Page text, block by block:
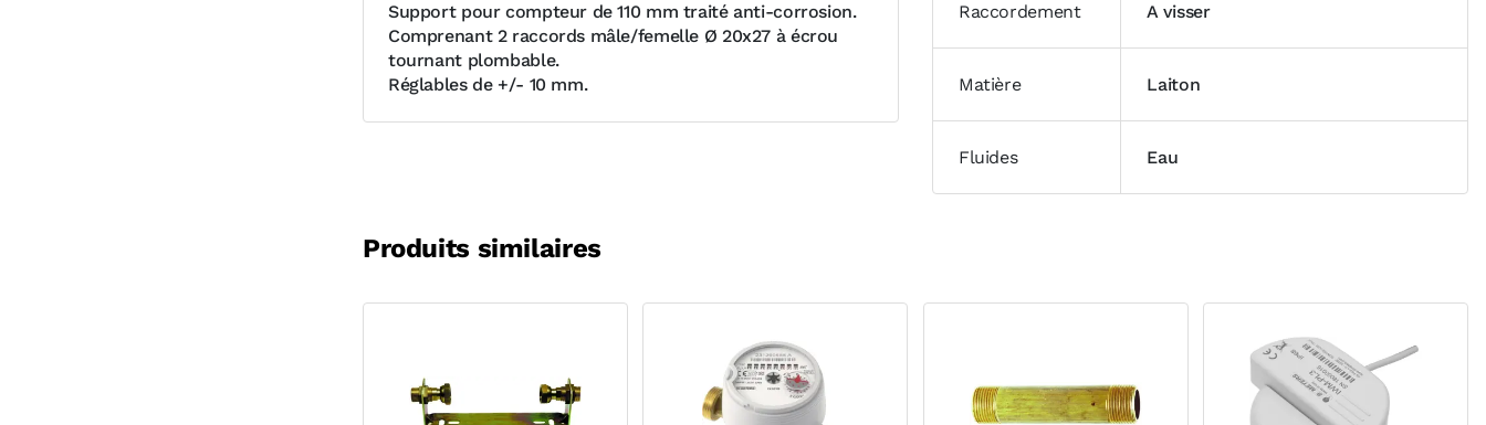
Support pour compteur de 110 mm traité anti-corrosion.
Comprenant 2 raccords mâle/femelle Ø 20x27 à écrou
tournant plombable.
Réglables de +/- 10 mm.
Raccordement A visser
Matière Laiton
Fluides Eau
Produits similaires